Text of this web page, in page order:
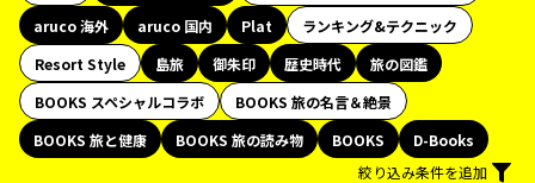
aruco 海外
aruco 国内 Plat
ランキング&テクニック
Resort Style
島旅 御朱印 歴史時代
旅の図鑑
BOOKS スペシャルコラボ
BOOKS 旅の名言＆絶景
BOOKS 旅と健康
BOOKS 旅の読み物 BOOKS
D-Books
絞り込み条件を追加